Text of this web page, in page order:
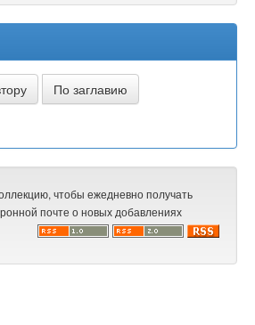
чтобы ежедневно получать
почте о новых добавлениях